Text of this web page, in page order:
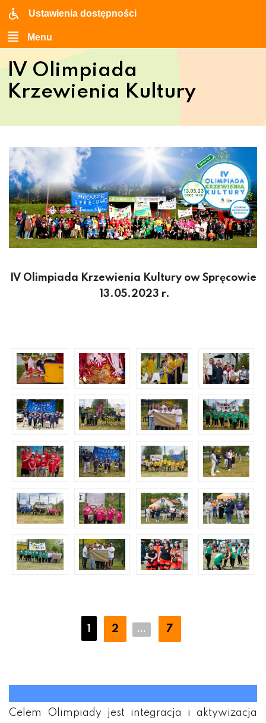
Ustawienia dostępności
Menu
IV Olimpiada
Krzewienia Kultury
IV Olimpiada Krzewienia Kultury ow Spręcowie
13.05.2023 r.
1 2 ... 7
Celem Olimpiady jest integracja i aktywizacja